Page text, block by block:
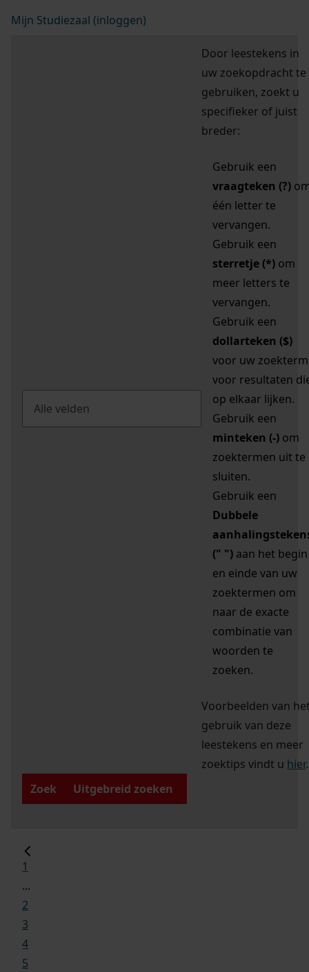
Mijn Studiezaal (inloggen)
Door leestekens in
uw zoekopdracht te
gebruiken, zoekt u
specifieker of juist
breder:
Gebruik een
vraagteken (?)
één letter te
vervangen.
Gebruik een
sterretje (*) om
meer letters te
vervangen.
Gebruik een
dollarteken ($)
voor uw zoekterm
voor resultaten
op elkaar lijken.
Gebruik een
minteken (-) om
zoektermen uit te
sluiten.
Gebruik een
Dubbele
(" ") aan het begin
en einde van uw
zoektermen om
naar de exacte
combinatie van
woorden te
zoeken.
Voorbeelden van
gebruik van deze
leestekens en meer
zoektips vindt u hier.
Zoek
Uitgebreid zoeken
1
...
2
3
4
5